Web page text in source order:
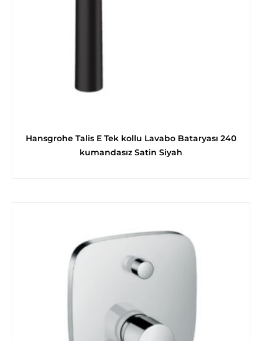
Hansgrohe Talis E Tek kollu Lavabo Bataryası 240
kumandasız Satin Siyah